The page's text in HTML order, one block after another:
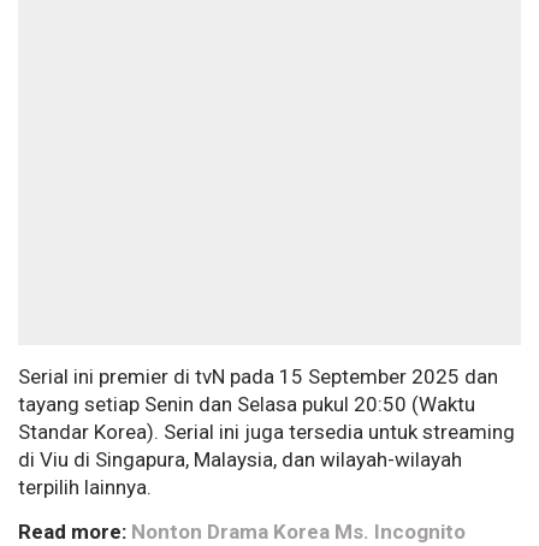
Serial ini premier di tvN pada 15 September 2025 dan
tayang setiap Senin dan Selasa pukul 20:50 (Waktu
Standar Korea). Serial ini juga tersedia untuk streaming
di Viu di Singapura, Malaysia, dan wilayah-wilayah
terpilih lainnya.
Read more: Nonton Drama Korea Ms. Incognito